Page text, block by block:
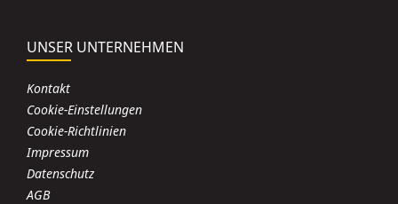
UNSER UNTERNEHMEN
Kontakt
Cookie-Einstellungen
Cookie-Richtlinien
Impressum
Datenschutz
AGB